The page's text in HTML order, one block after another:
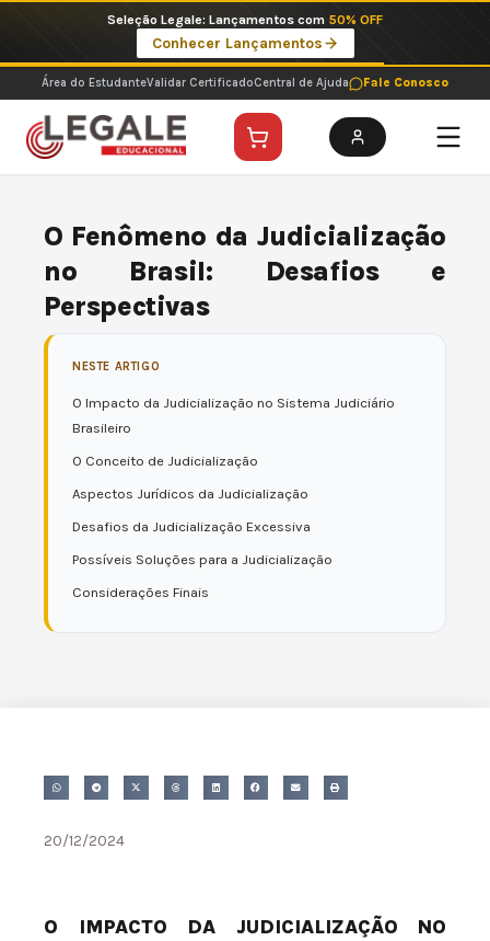
o
conteúdo
Seleção Legale: Lançamentos com 50% OFF
Conhecer Lançamentos
Área do EstudanteValidar CertificadoCentral de Ajuda Fale Conosco
O Fenômeno da Judicialização
no Brasil: Desafios e
Perspectivas
NESTE ARTIGO
O Impacto da Judicialização no Sistema Judiciário
Brasileiro
O Conceito de Judicialização
Aspectos Jurídicos da Judicialização
Desafios da Judicialização Excessiva
Possíveis Soluções para a Judicialização
Considerações Finais
20/12/2024
O IMPACTO DA JUDICIALIZAÇÃO NO